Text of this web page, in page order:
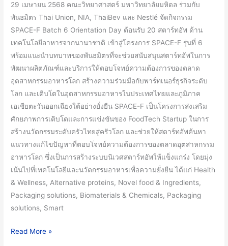
29 เมษายน 2568 คณะวิทยาศาสตร์ มหาวิทยาลัยมหิดล ร่วมกับ
พันธมิตร Thai Union, NIA, ThaiBev และ Nestlé จัดกิจกรรม
SPACE-F Batch 6 Orientation Day ต้อนรับ 20 สตาร์ทอัพ ด้าน
เทคโนโลยีอาหารจากนานาชาติ เข้าสู่โครงการ SPACE-F รุ่นที่ 6
พร้อมแนะนำบทบาทของพันธมิตรที่จะช่วยสนับสนุนสตาร์ทอัพในการ
พัฒนาผลิตภัณฑ์และบริการให้ตอบโจทย์ความต้องการของตลาด
อุตสาหกรรมอาหารโลก สร้างความร่วมมือกับพาร์ทเนอร์ธุรกิจระดับ
โลก และเติบโตในอุตสาหกรรมอาหารในประเทศไทยและภูมิภาค
เอเชียตะวันออกเฉียงใต้อย่างยั่งยืน SPACE-F เป็นโครงการส่งเสริม
ศักยภาพการเติบโตและการแข่งขันของ FoodTech Startup ในการ
สร้างนวัตกรรมระดับครัวไทยสู่ครัวโลก และช่วยให้สตาร์ทอัพค้นหา
แนวทางแก้ไขปัญหาที่ตอบโจทย์ความต้องการของตลาดอุตสาหกรรม
อาหารโลก ซึ่งเป็นการสร้างระบบนิเวศสตาร์ทอัพให้แข็งแกร่ง โดยมุ่ง
เน้นไปที่เทคโนโลยีและนวัตกรรมอาหารเพื่อความยั่งยืน ได้แก่ Health
& Wellness, Alternative proteins, Novel food & Ingredients,
Packaging solutions, Biomaterials & Chemicals, Packaging
solutions, Smart
Nestlé
เปิด
บ้าน
ต้อนรับ
20
สตาร์ท
อัพ
ด้าน
เทคโนโลยี
อาหาร
จาก
นานาชาติ
เข้า
สู่
โครงการ
SPACE-
F
Read More »